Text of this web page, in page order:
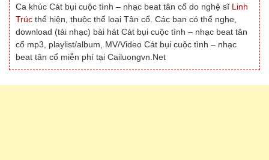
Ca khúc Cát bụi cuộc tình – nhạc beat tân cổ do nghệ sĩ Linh
Trúc thể hiện, thuộc thể loại Tân cổ. Các bạn có thể nghe,
download (tải nhạc) bài hát Cát bụi cuộc tình – nhạc beat tân
cổ mp3, playlist/album, MV/Video Cát bụi cuộc tình – nhạc
beat tân cổ miễn phí tại Cailuongvn.Net